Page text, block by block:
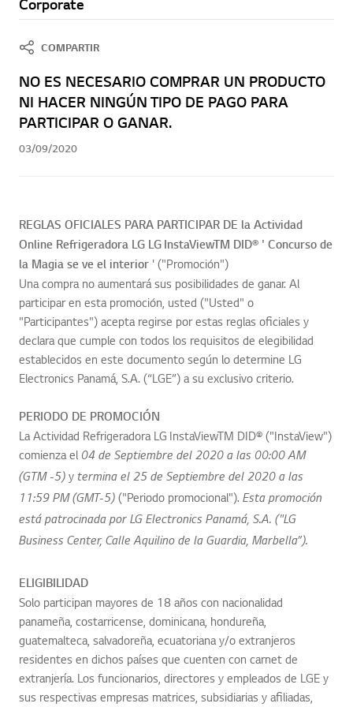
COMPARTIR
NO ES NECESARIO COMPRAR UN PRODUCTO
NI HACER NINGÚN TIPO DE PAGO PARA
PARTICIPAR O GANAR.
03/09/2020
REGLAS OFICIALES PARA PARTICIPAR DE la Actividad
Online Refrigeradora LG LG InstaViewTM DID® ' Concurso de
la Magia se ve el interior ' ("Promoción")
Una compra no aumentará sus posibilidades de ganar. Al
participar en esta promoción, usted ("Usted" o
"Participantes") acepta regirse por estas reglas oficiales y
declara que cumple con todos los requisitos de elegibilidad
establecidos en este documento según lo determine LG
Electronics Panamá, S.A. (“LGE”) a su exclusivo criterio.
PERIODO DE PROMOCIÓN
La Actividad Refrigeradora LG InstaViewTM DID® ("InstaView")
comienza el 04 de Septiembre del 2020 a las 00:00 AM
(GTM -5) y termina el 25 de Septiembre del 2020 a las
11:59 PM (GMT-5) ("Periodo promocional"). Esta promoción
está patrocinada por LG Electronics Panamá, S.A. ("LG
Business Center, Calle Aquilino de la Guardia, Marbella”).
ELIGIBILIDAD
Solo participan mayores de 18 años con nacionalidad
panameña, costarricense, dominicana, hondureña,
guatemalteca, salvadoreña, ecuatoriana y/o extranjeros
residentes en dichos países que cuenten con carnet de
extranjería. Los funcionarios, directores y empleados de LGE y
sus respectivas empresas matrices, subsidiarias y afiliadas,